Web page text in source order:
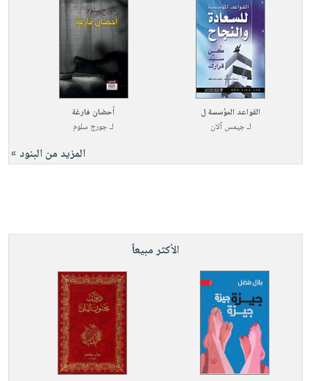
القواعد المؤسسة ل
لـجيمس آلان
أحضان فارغة
لـجورج سلوم
المزيد من البنود »
الأكثر مبيعاً